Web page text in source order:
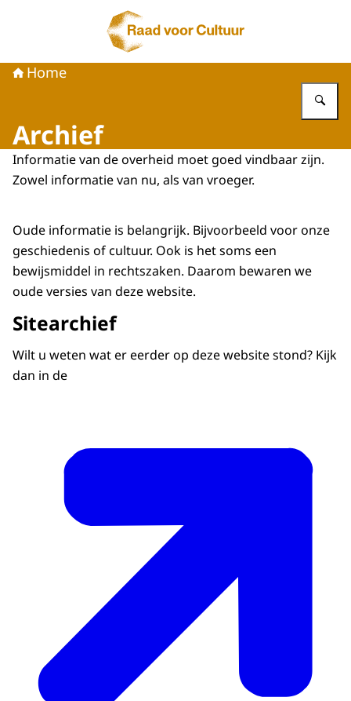
Naar de homepage van Raad voor Cultuur
Home
Archief
Informatie van de overheid moet goed vindbaar zijn.
Zowel informatie van nu, als van vroeger.
Oude informatie is belangrijk. Bijvoorbeeld voor onze
geschiedenis of cultuur. Ook is het soms een
bewijsmiddel in rechtszaken. Daarom bewaren we
oude versies van deze website.
Sitearchief
Wilt u weten wat er eerder op deze website stond? Kijk
dan in de